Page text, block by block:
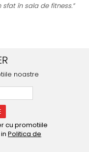
în sala de fitness.”
noastre
cu promotiile
Politica de